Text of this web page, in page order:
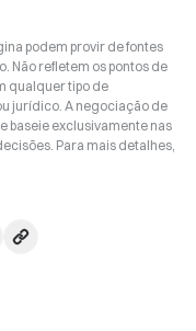
podem provir de fontes
Não refletem os pontos de
qualquer tipo de
jurídico. A negociação de
baseie exclusivamente nas
Para mais detalhes,